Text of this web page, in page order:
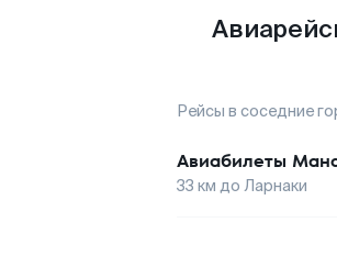
Рейсы в соседние
Авиабилеты
33 км до Ларнаки